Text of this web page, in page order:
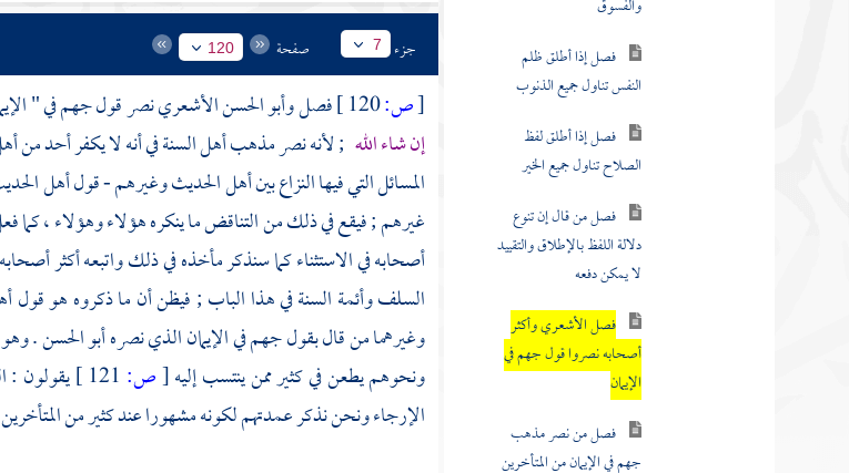
فصل إذا أطلق لفظ
المعصية دخل فيه الكفر
والفسوق
فصل إذا أطلق ظلم
النفس تناول جميع الذنوب
فصل إذا أطلق لفظ
الصلاح تناول جميع الخير
فصل من قال إن تنوع
دلالة اللفظ بالإطلاق والتقييد
لا يمكن دفعه
فصل الأشعري وأكثر
أصحابه نصروا قول جهم في
الإيمان
جزء 7 صفحة 120
[ص: فصلوأبو الحسن الأشعرينصر قولجهمفي "
إن شاء الله ; لأنه نصر مذهبأهل السنةفي أنه لا يكفر أحد من
المسائل التي فيها النزاع بينأهل الحديثوغيرهم - قولأهل
غيرهم ; فيقع في ذلك من التناقض ما ينكره هؤلاء وهؤلاء ، كما
أصحابه في الاستثناء كما سنذكر مأخذه في ذلك واتبعه أكثر
السلفوأئمة السنة في هذا الباب ; فيظن أن ما ذكروه هو قول
وغيرهما من قال بقولجهمفي الإيمان الذي نصرهأبو الحسن.
ونحوهم يطعن في كثير ممن ينتسب إليه[ص: يقولون :
الإرجاء ونحن نذكر عمدتهم لكونه مشهورا عند كثير من المتأخرين